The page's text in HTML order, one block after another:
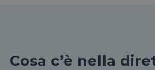
Cosa c’è nella